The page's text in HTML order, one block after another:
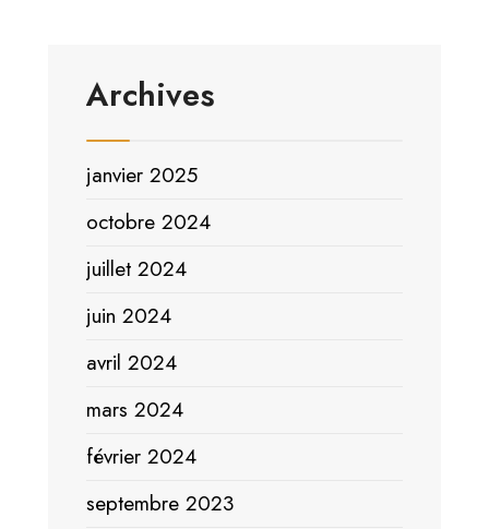
Archives
janvier 2025
octobre 2024
juillet 2024
juin 2024
avril 2024
mars 2024
février 2024
septembre 2023